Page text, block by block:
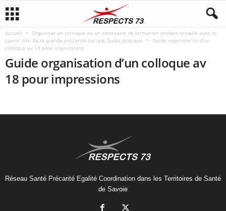
Accueil
Organiser un colloque ou un séminaire de formation professionnelle avec le
savoir issu de la grande précarité sociale Guide pratique
Guide organisation d'un
colloque av 18 pour impressions
Guide organisation d’un colloque av
18 pour impressions
Réseau Santé Précarité Egalité Coordination dans les Territoires de Santé
de Savoie